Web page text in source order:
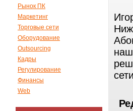
Рынок ПК
Маркетинг
Торговые сети
Оборудование
Outsourcing
Кадры
Регулирование
Финансы
Web